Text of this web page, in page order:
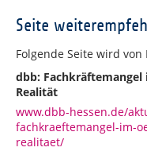
Seite
Folgende Seite wird
dbb:
Realität
www.dbb-hessen.de/
fachkraeftemangel-im-
realitaet/